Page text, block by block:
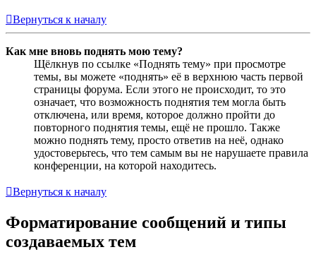
Вернуться к началу
Как мне вновь поднять мою тему?
Щёлкнув по ссылке «Поднять тему» при просмотре
темы, вы можете «поднять» её в верхнюю часть первой
страницы форума. Если этого не происходит, то это
означает, что возможность поднятия тем могла быть
отключена, или время, которое должно пройти до
повторного поднятия темы, ещё не прошло. Также
можно поднять тему, просто ответив на неё, однако
удостоверьтесь, что тем самым вы не нарушаете правила
конференции, на которой находитесь.
Вернуться к началу
Форматирование сообщений и типы
создаваемых тем